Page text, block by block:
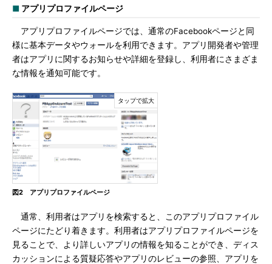
■ アプリプロファイルページ
アプリプロファイルページでは、通常のFacebookページと同
様に基本データやウォールを利用できます。アプリ開発者や管理
者はアプリに関するお知らせや詳細を登録し、利用者にさまざま
な情報を通知可能です。
図2 アプリプロファイルページ
通常、利用者はアプリを検索すると、このアプリプロファイル
ページにたどり着きます。利用者はアプリプロファイルページを
見ることで、より詳しいアプリの情報を知ることができ、ディス
カッションによる質疑応答やアプリのレビューの参照、アプリを